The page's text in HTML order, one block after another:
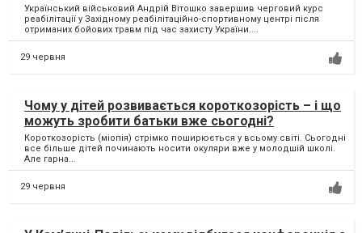
Український військовий Андрій Вітошко завершив черговий курс
реабілітації у Західному реабілітаційно-спортивному центрі після
отриманих бойових травм під час захисту України....
29 червня
Чому у дітей розвивається короткозорість – і що
можуть зробити батьки вже сьогодні?
Короткозорість (міопія) стрімко поширюється у всьому світі. Сьогодні
все більше дітей починають носити окуляри вже у молодшій школі.
Але гарна...
29 червня